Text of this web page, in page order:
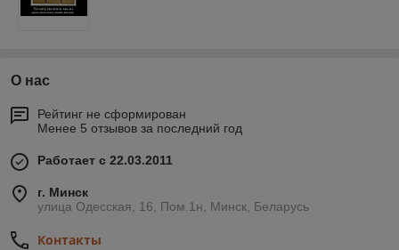
О нас
Рейтинг не сформирован
Менее 5 отзывов за последний год
Работает с 22.03.2011
г. Минск
улица Одесская, 16, Пом.1н, Минск, Беларусь
Контакты